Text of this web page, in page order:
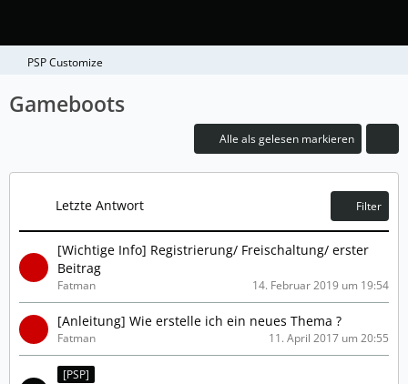
PSP Customize
Gameboots
Alle als gelesen markieren
Letzte Antwort Filter
[Wichtige Info] Registrierung/ Freischaltung/ erster
Beitrag
Fatman 14. Februar 2019 um 19:54
[Anleitung] Wie erstelle ich ein neues Thema ?
Fatman 11. April 2017 um 20:55
[PSP]